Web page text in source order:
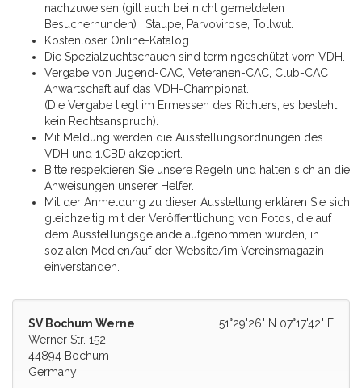
nachzuweisen (gilt auch bei nicht gemeldeten
Besucherhunden) : Staupe, Parvovirose, Tollwut.
Kostenloser Online-Katalog.
Die Spezialzuchtschauen sind termingeschützt vom VDH.
Vergabe von Jugend-CAC, Veteranen-CAC, Club-CAC
Anwartschaft auf das VDH-Championat.
(Die Vergabe liegt im Ermessen des Richters, es besteht
kein Rechtsanspruch).
Mit Meldung werden die Ausstellungsordnungen des
VDH und 1.CBD akzeptiert.
Bitte respektieren Sie unsere Regeln und halten sich an die
Anweisungen unserer Helfer.
Mit der Anmeldung zu dieser Ausstellung erklären Sie sich
gleichzeitig mit der Veröffentlichung von Fotos, die auf
dem Ausstellungsgelände aufgenommen wurden, in
sozialen Medien/auf der Website/im Vereinsmagazin
einverstanden.
51°29'26" N 07°17'42" E
SV Bochum Werne
Werner Str. 152
44894 Bochum
Germany